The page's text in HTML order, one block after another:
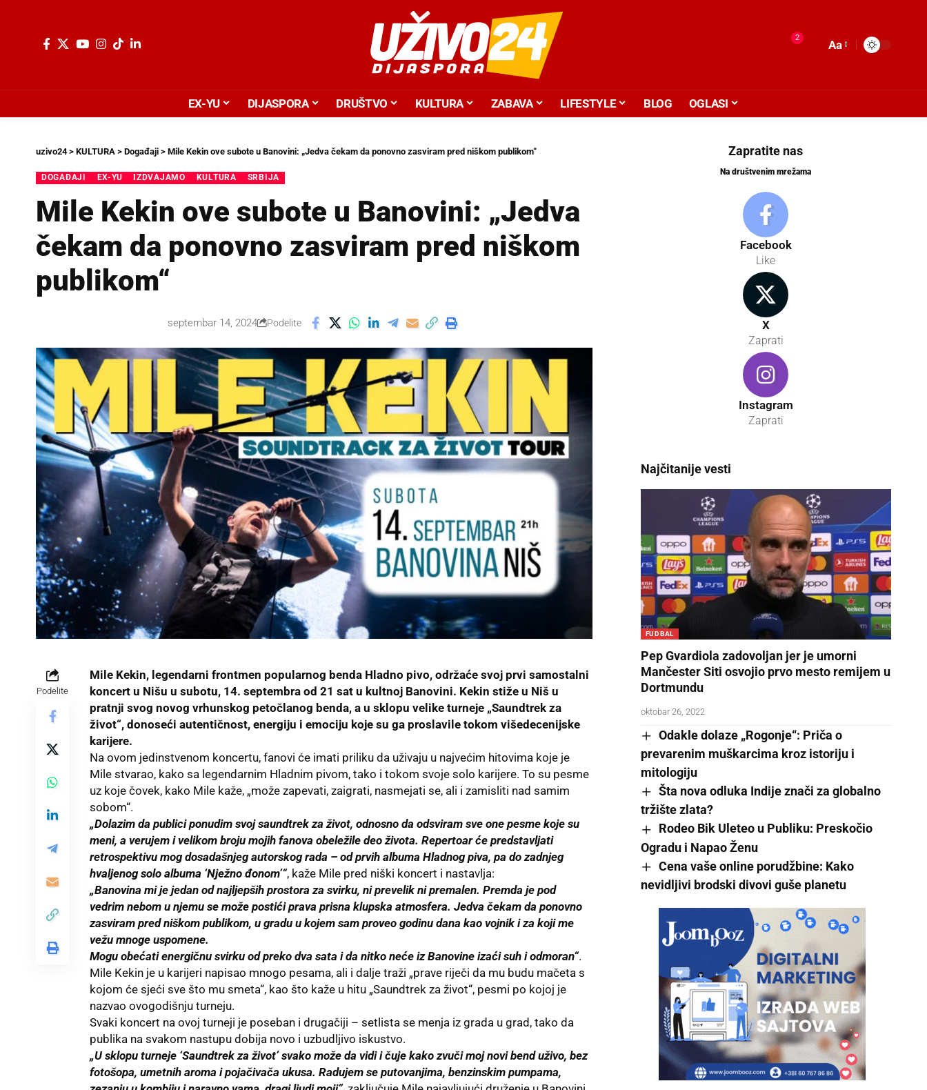
2
Aa
EX-YU DIJASPORA DRUŠTVO KULTURA ZABAVA LIFESTYLE BLOG OGLASI
uzivo24> KULTURA > Događaji > Mile Kekin ove subote u Banovini: „Jedva čekam da ponovno zasviram pred niškom publikom“
DOGAĐAJI EX-YU IZDVAJAMO KULTURA SRBIJA
Mile Kekin ove subote u Banovini: „Jedva
čekam da ponovno zasviram pred niškom
publikom“
septembar 14, 2024 Podelite
Podelite
Mile Kekin, legendarni frontmen popularnog benda Hladno pivo, održaće svoj prvi samostalni
koncert u Nišu u subotu, 14. septembra od 21 sat u kultnoj Banovini. Kekin stiže u Niš u
pratnji svog novog vrhunskog petočlanog benda, a u sklopu velike turneje „Saundtrek za
život“, donoseći autentičnost, energiju i emociju koje su ga proslavile tokom višedecenijske
karijere.
Na ovom jedinstvenom koncertu, fanovi će imati priliku da uživaju u najvećim hitovima koje je
Mile stvarao, kako sa legendarnim Hladnim pivom, tako i tokom svoje solo karijere. To su pesme
uz koje čovek, kako Mile kaže, „može zapevati, zaigrati, nasmejati se, ali i zamisliti nad samim
sobom“.
„Dolazim da publici ponudim svoj saundtrek za život, odnosno da odsviram sve one pesme koje su
meni, a verujem i velikom broju mojih fanova obeležile deo života. Repertoar će predstavljati
retrospektivu mog dosadašnjeg autorskog rada – od prvih albuma Hladnog piva, pa do zadnjeg
hvaljenog solo albuma ‘Nježno đonom’“, kaže Mile pred niški koncert i nastavlja:
„Banovina mi je jedan od najljepših prostora za svirku, ni prevelik ni premalen. Premda je pod
vedrim nebom u njemu se može postići prava prisna klupska atmosfera. Jedva čekam da ponovno
zasviram pred niškom publikom, u gradu u kojem sam proveo godinu dana kao vojnik i za koji me
vežu mnoge uspomene.
Mogu obećati energičnu svirku od preko dva sata i da nitko neće iz Banovine izaći suh i odmoran“.
Mile Kekin je u karijeri napisao mnogo pesama, ali i dalje traži „prave riječi da mu budu mačeta s
kojom će sjeći sve što mu smeta“, kao što kaže u hitu „Saundtrek za život“, pesmi po kojoj je
nazvao ovogodišnju turneju.
Svaki koncert na ovoj turneji je poseban i drugačiji – setlista se menja iz grada u grad, tako da
publika na svakom nastupu dobija novo i uzbudljivo iskustvo.
„U sklopu turneje ‘Saundtrek za život’ svako može da vidi i čuje kako zvuči moj novi bend uživo, bez
fotošopa, umetnih aroma i pojačivača ukusa. Radujem se putovanjima, benzinskim pumpama,
Zapratite nas
Na društvenim mrežama
Facebook
Like
X
Zaprati
Instagram
Zaprati
Najčitanije vesti
FUDBAL
Pep Gvardiola zadovoljan jer je umorni
Mančester Siti osvojio prvo mesto remijem u
Dortmundu
oktobar 26, 2022
Odakle dolaze „Rogonje“: Priča o
prevarenim muškarcima kroz istoriju i
mitologiju
Šta nova odluka Indije znači za globalno
tržište zlata?
Rodeo Bik Uleteo u Publiku: Preskočio
Ogradu i Napao Ženu
Cena vaše online porudžbine: Kako
nevidljivi brodski divovi guše planetu